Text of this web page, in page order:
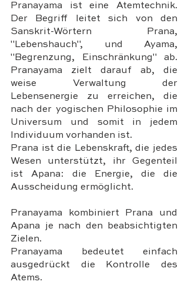
Pranayama ist eine Atemtechnik.
Der Begriff leitet sich von den
Sanskrit-Wörtern Prana,
"Lebenshauch", und Ayama,
"Begrenzung, Einschränkung" ab.
Pranayama zielt darauf ab, die
weise Verwaltung der
Lebensenergie zu erreichen, die
nach der yogischen Philosophie im
Universum und somit in jedem
Individuum vorhanden ist.
Prana ist die Lebenskraft, die jedes
Wesen unterstützt, ihr Gegenteil
ist Apana: die Energie, die die
Ausscheidung ermöglicht.
Pranayama kombiniert Prana und
Apana je nach den beabsichtigten
Zielen.
Pranayama bedeutet einfach
ausgedrückt die Kontrolle des
Atems.